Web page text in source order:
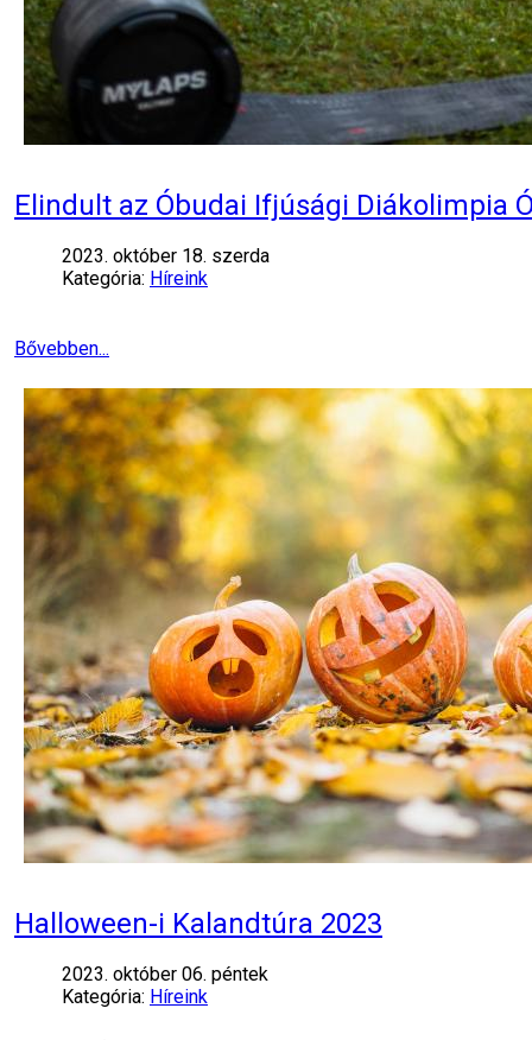
Elindult az Óbudai Ifjúsági Diákolimpia
2023. október 18. szerda
Kategória: Híreink
Bővebben...
Halloween-i Kalandtúra 2023
2023. október 06. péntek
Kategória: Híreink